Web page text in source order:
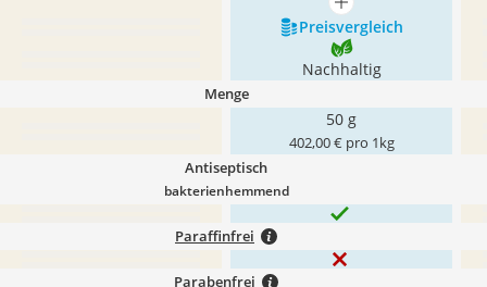
mehr anzeigen
Preis­vergleich
Nachhaltig
Menge
50 g
402,00 € pro 1kg
Antiseptisch
bakterienhemmend
Paraffinfrei
Parabenfrei